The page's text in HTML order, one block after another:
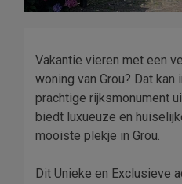
Vakantie vieren met een
woning van Grou? Dat kan
prachtige rijksmonument
biedt luxueuze en
mooiste plekje in Grou.
Dit Unieke en Exclusieve